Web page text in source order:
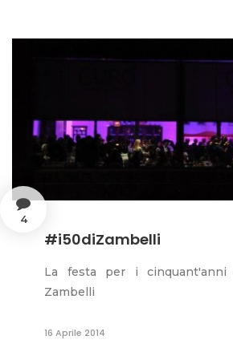
4
#i50diZambelli
La festa per i cinquant'anni
Zambelli
16 Aprile 2014